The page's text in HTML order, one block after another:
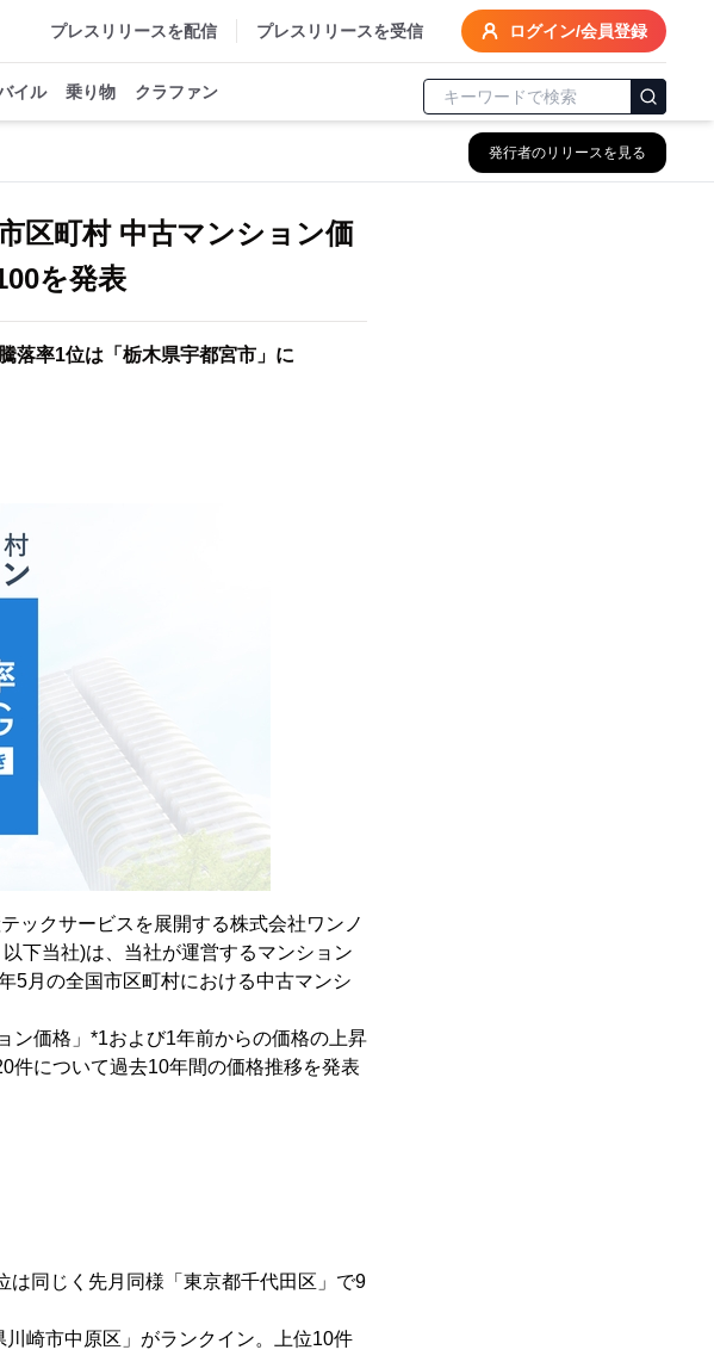
プレスリリースを配信 プレスリリースを受信 ログイン/会員登録
イル 乗り物 クラファン
発行者のリリースを見る
区町村 中古マンション価
を発表
落率1位は「栃木県宇都宮市」に
ックサービスを展開する株式会社ワンノ
下当社)は、当社が運営するマンション
5月の全国市区町村における中古マンシ
ン価格」*1および1年前からの価格の上昇
件について過去10年間の価格推移を発表
は同じく先月同様「東京都千代田区」で9
崎市中原区」がランクイン。上位10件